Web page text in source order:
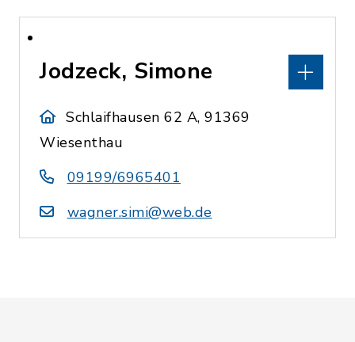
Jodzeck, Simone
Schlaifhausen 62 A, 91369
Wiesenthau
09199/6965401
wagner.simi@web.de